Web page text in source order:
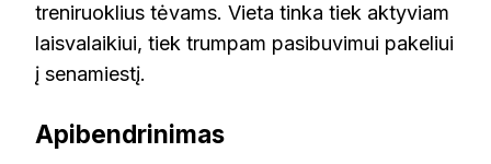
treniruoklius tėvams. Vieta tinka tiek aktyviam
laisvalaikiui, tiek trumpam pasibuvimui pakeliui
į senamiestį.
Apibendrinimas